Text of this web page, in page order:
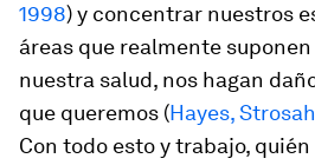
1998) y concentrar nuestros
áreas que realmente
nuestra salud, nos hagan
que queremos (Hayes,
Con todo esto y trabajo,